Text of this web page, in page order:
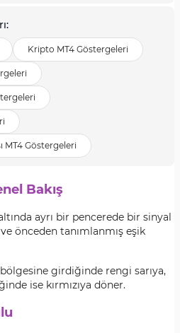
:
Kripto MT4 Göstergeleri
MT4 Göstergeleri
Bakış
ayrı bir pencerede bir sinyal
önceden tanımlanmış eşik
girdiğinde rengi sarıya,
ise kırmızıya döner.